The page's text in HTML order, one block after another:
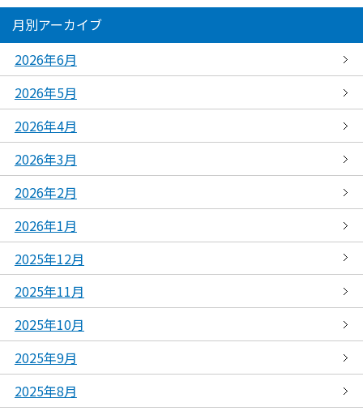
月別アーカイブ
2026年6月
2026年5月
2026年4月
2026年3月
2026年2月
2026年1月
2025年12月
2025年11月
2025年10月
2025年9月
2025年8月